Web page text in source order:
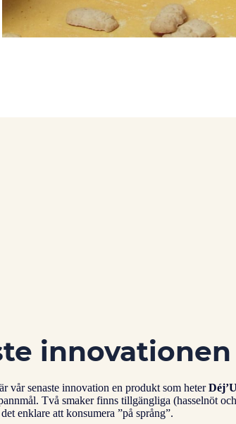
innovationen
vår senaste innovation en produkt som heter
Två smaker finns tillgängliga (hasselnöt
enklare att konsumera ”på språng”.